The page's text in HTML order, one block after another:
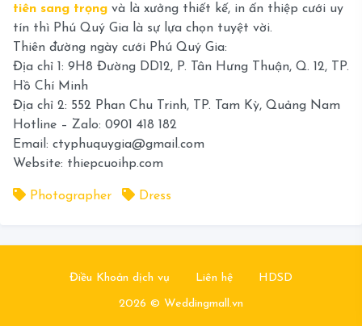
tiên sang trọng và là xưởng thiết kế, in ấn thiệp cưới uy
tín thì Phú Quý Gia là sự lựa chọn tuyệt vời.
Thiên đường ngày cưới Phú Quý Gia:
Địa chỉ 1: 9H8 Đường DD12, P. Tân Hưng Thuận, Q. 12, TP.
Hồ Chí Minh
Địa chỉ 2: 552 Phan Chu Trinh, TP. Tam Kỳ, Quảng Nam
Hotline – Zalo: 0901 418 182
Email: ctyphuquygia@gmail.com
Website: thiepcuoihp.com
Photographer Dress
Điều Khoản dịch vụ Liên hệ HDSD
2026 © Weddingmall.vn